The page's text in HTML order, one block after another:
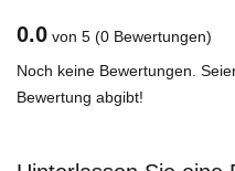
0.0 von 5 (0 Bewertungen)
Noch keine Bewertungen.
Bewertung abgibt!